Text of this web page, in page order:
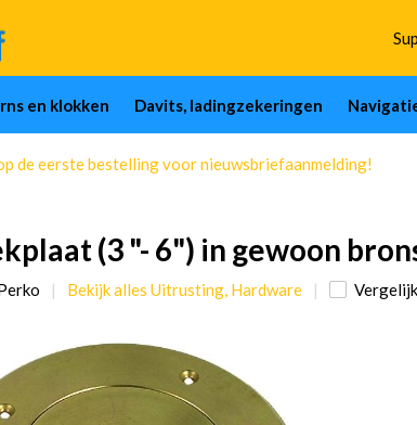
en klokken Davits, ladingzekeringen
de eerste bestelling voor nieuwsbriefaanmelding!
(3 "- 6") in gewoon
Bekijk alles Uitrusting, Hardware Vergelijk